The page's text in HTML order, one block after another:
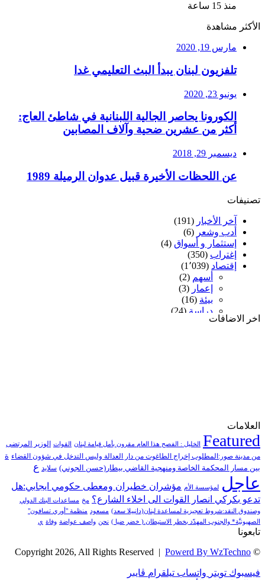
منذ 15 ساعة
الأكثر مشاهدة
مارس 19, 2020
تلفزيون لبنان يبدأ البث التعليمي غدا
يونيو 23, 2020
الكورونا يحاصر الجالية اللبنانية في شاطئ العاج:
أكثر من عشرين ضحية وآلاف المصابين
ديسمبر 29, 2018
عن اللحظات الأخيرة قبيل عدوان الرميلة 1989
تصنيفات
آخر الأخبار (191)
أدب وشعر (6)
إستثمار و أسواق (4)
إغتراب (350)
إقتصاد (1٬039)
أسهم (2)
إعمار (3)
بيئة (16)
دراسة (24)
طاقة
المحكمة الخاصة
بيئة
ثقافة(1٬228)
أدب وشعر(133)
إعلام(108)
تراث(24)
تربية وتعليم(73)
فلسفة(22)
فنون(213)
قصة (7)
كتاب(169)
نقاش
(2)
اخر الاضافات
العلامات
Featured الخليل : الفصح هذا العام مقرون بأمل قيامة لبنان القوات الوزير المرتضى
من مدينة صور:المطلوب إخراج الطاغوت من دار العدالة وليس التدخل في شؤون القضاء ة
بين مسار المحكمة الخاصة ومنهجية القاضي بيطار(حسن الجوني) سلايد ع
عاجل لمؤسسة الأم مؤشران خطيران ومعطى حكومي ايجابي:هل
تدعو بكركي انصار القوات الى اخلاء الشارع؟ مخ مساعدات البنك الدولي
وصندوق النقد:شروط تعجيزية لمساعدة لبنان(دانييلا سعد) مسعود
منظمة "أوري تسافون"
الصهيونيَّة* والجنوب المهدّد بخطر الاستيطان.( خضر ضيا ) نحن واصف عواضة وفاة ي
تابعونا
© Copyright 2026, All Rights Reserved |
Powerd By WzTechno
فيسبوك تويتر واتساب تيلقرام ڤايبر